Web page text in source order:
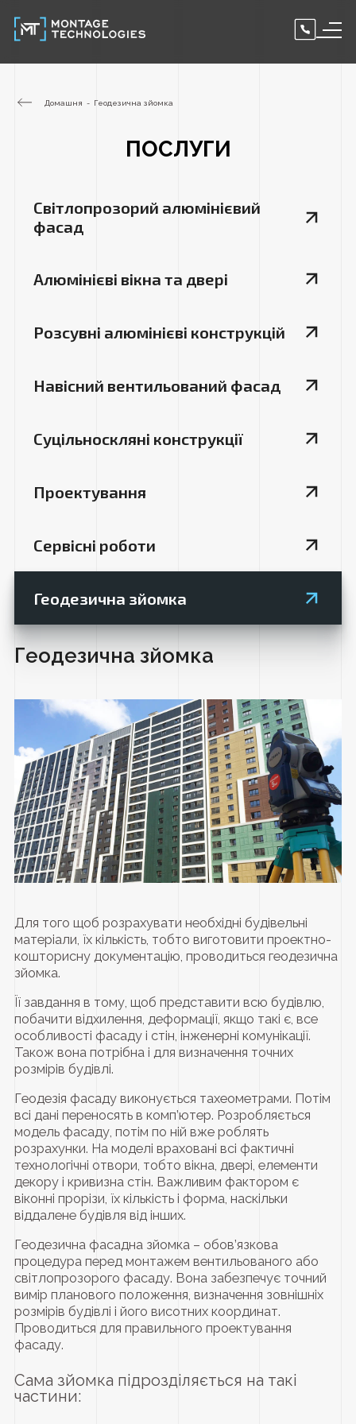
Домашня Геодезична зйомка
ПОСЛУГИ
Світлопрозорий алюмінієвий
фасад
Алюмінієві вікна та двері
Розсувні алюмінієві конструкцій
Навісний вентильований фасад
Суцільноскляні конструкції
Проектування
Сервісні роботи
Геодезична зйомка
Геодезична зйомка
Для того щоб розрахувати необхідні будівельні
матеріали, їх кількість, тобто виготовити проектно-
кошторисну документацію, проводиться геодезична
зйомка.
Її завдання в тому, щоб представити всю будівлю,
побачити відхилення, деформації, якщо такі є, все
особливості фасаду і стін, інженерні комунікації.
Також вона потрібна і для визначення точних
розмірів будівлі.
Геодезія фасаду виконується тахеометрами. Потім
всі дані переносять в комп’ютер. Розробляється
модель фасаду, потім по ній вже роблять
розрахунки. На моделі враховані всі фактичні
технологічні отвори, тобто вікна, двері, елементи
декору і кривизна стін. Важливим фактором є
віконні прорізи, їх кількість і форма, наскільки
віддалене будівля від інших.
Геодезична фасадна зйомка – обов’язкова
процедура перед монтажем вентильованого або
світлопрозорого фасаду. Вона забезпечує точний
вимір планового положення, визначення зовнішніх
розмірів будівлі і його висотних координат.
Проводиться для правильного проектування
фасаду.
Сама зйомка підрозділяється на такі
частини: